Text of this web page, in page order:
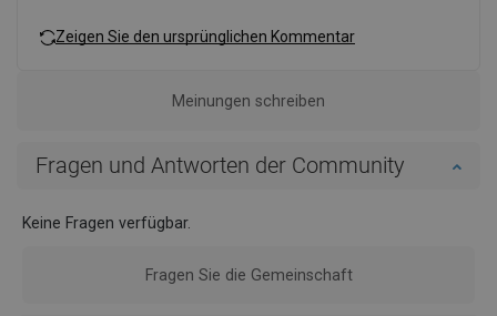
Zeigen Sie den ursprünglichen Kommentar
Meinungen schreiben
Fragen und Antworten der Community
Keine Fragen verfügbar.
Fragen Sie die Gemeinschaft